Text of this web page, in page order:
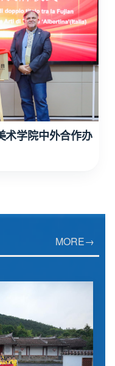
术学院中外合作办
MORE